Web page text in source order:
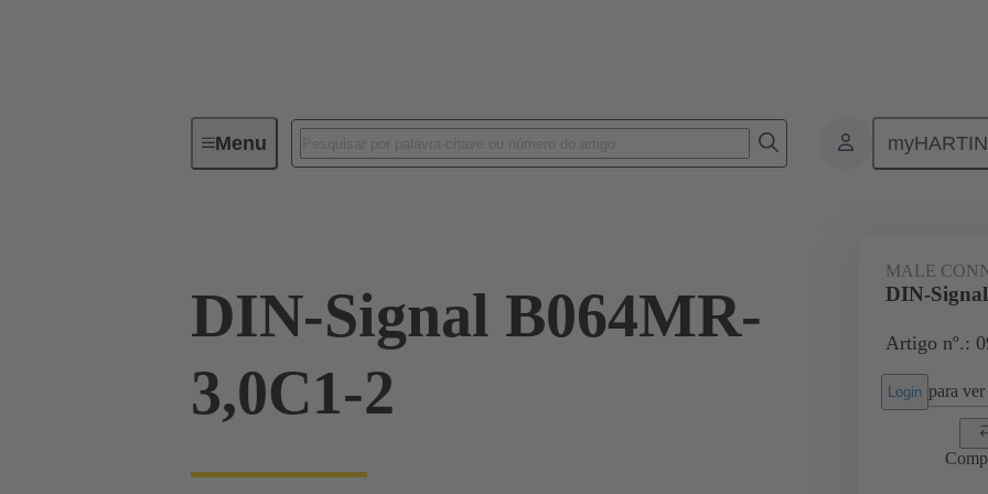
MenuDevice connectivity Produtos Motherboard to
DIN-Signal B064MR-
3,0C1-2
MALE
DIN-
Artigo nº.:
Login para